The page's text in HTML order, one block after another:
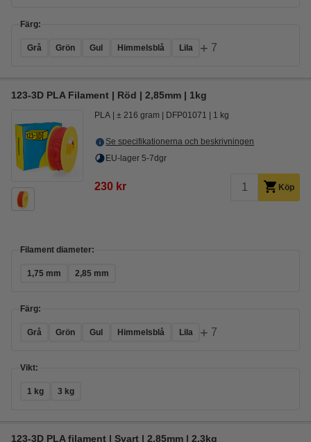
Färg:
Grå Grön Gul Himmelsblå Lila + 7
123-3D PLA Filament | Röd | 2,85mm | 1kg
PLA ± 216 gram DFP01071 1 kg
Se specifikationerna och beskrivningen
EU-lager 5-7dgr
230 kr Köp
Filament diameter:
1,75 mm 2,85 mm
Färg:
Grå Grön Gul Himmelsblå Lila + 7
Vikt:
1 kg 3 kg
123-3D PLA filament | Svart | 2,85mm | 2,3kg